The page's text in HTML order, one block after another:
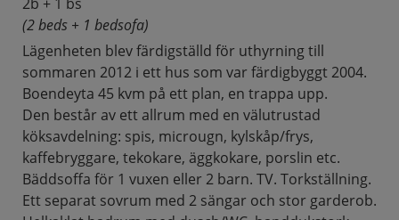
2b + 1 bs
(2 beds + 1 bedsofa)
Lägenheten blev färdigställd för uthyrning till
sommaren 2012 i ett hus som var färdigbyggt 2004.
Boendeyta 45 kvm på ett plan, en trappa upp.
Den består av ett allrum med en välutrustad
köksavdelning: spis, microugn, kylskåp/frys,
kaffebryggare, tekokare, äggkokare, porslin etc.
Bäddsoffa för 1 vuxen eller 2 barn. TV. Torkställning.
Ett separat sovrum med 2 sängar och stor garderob.